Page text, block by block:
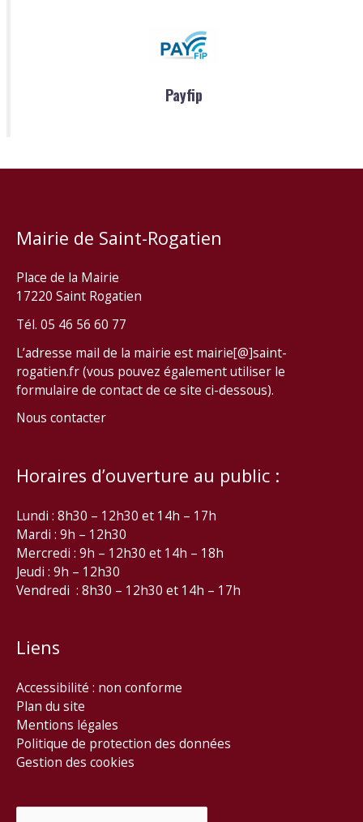
Payfip
Mairie de Saint-Rogatien
Place de la Mairie
17220 Saint Rogatien
Tél. 05 46 56 60 77
L’adresse mail de la mairie est mairie[@]saint-
rogatien.fr (vous pouvez également utiliser le
formulaire de contact de ce site ci-dessous).
Nous contacter
Horaires d’ouverture au public :
Lundi : 8h30 – 12h30 et 14h – 17h
Mardi : 9h – 12h30
Mercredi : 9h – 12h30 et 14h – 18h
Jeudi : 9h – 12h30
Vendredi : 8h30 – 12h30 et 14h – 17h
Liens
Accessibilité : non conforme
Plan du site
Mentions légales
Politique de protection des données
Gestion des cookies